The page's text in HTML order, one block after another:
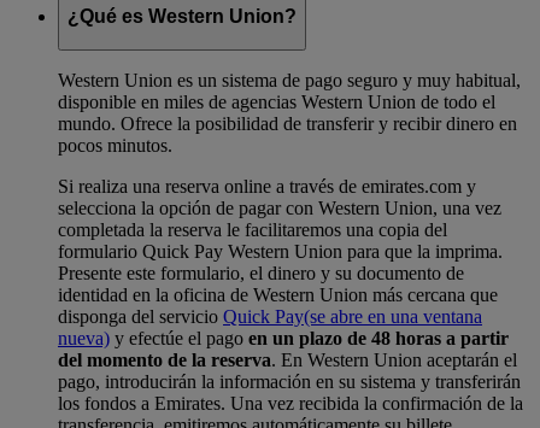
¿Qué es Western Union?
Western Union es un sistema de pago seguro y muy habitual,
disponible en miles de agencias Western Union de todo el
mundo. Ofrece la posibilidad de transferir y recibir dinero en
pocos minutos.
Si realiza una reserva online a través de emirates.com y
selecciona la opción de pagar con Western Union, una vez
completada la reserva le facilitaremos una copia del
formulario Quick Pay Western Union para que la imprima.
Presente este formulario, el dinero y su documento de
identidad en la oficina de Western Union más cercana que
disponga del servicio Quick Pay(se abre en una ventana
nueva) y efectúe el pago en un plazo de 48 horas a partir
del momento de la reserva. En Western Union aceptarán el
pago, introducirán la información en su sistema y transferirán
los fondos a Emirates. Una vez recibida la confirmación de la